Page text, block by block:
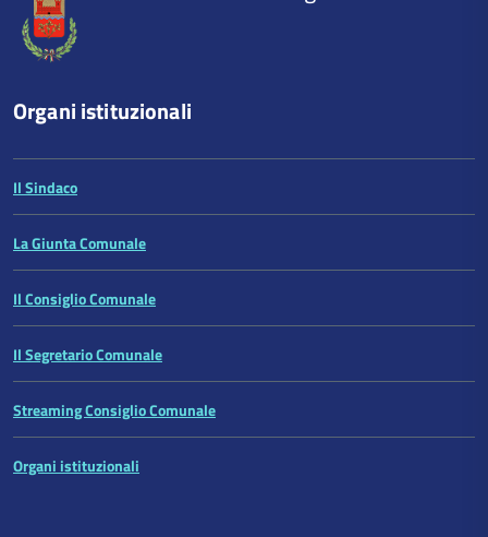
Organi istituzionali
Il Sindaco
La Giunta Comunale
Il Consiglio Comunale
Il Segretario Comunale
Streaming Consiglio Comunale
Organi istituzionali